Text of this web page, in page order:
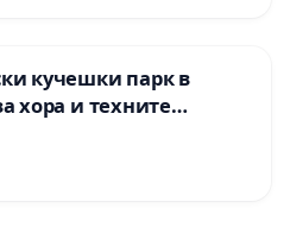
кучешки парк в
хора и техните